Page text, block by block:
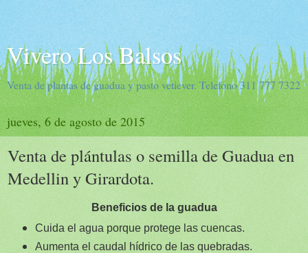
Vivero Los Balsos
Venta de plantas de guadua y pasto vetiever. Telefono 311 777 7322
jueves, 6 de agosto de 2015
Venta de plántulas o semilla de Guadua en
Medellin y Girardota.
Beneficios de la guadua
Cuida el agua porque protege las cuencas.
Aumenta el caudal hídrico de las quebradas.